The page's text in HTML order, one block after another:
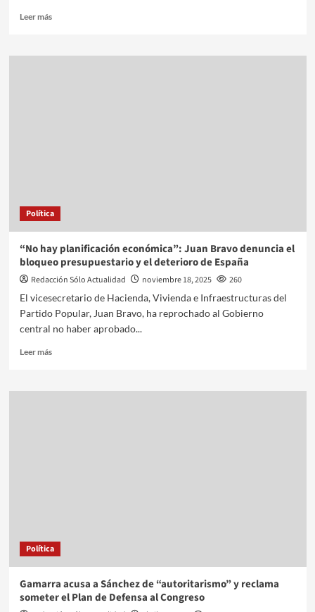
Leer más
Política
“No hay planificación económica”: Juan Bravo denuncia el
bloqueo presupuestario y el deterioro de España
Redacción Sólo Actualidad noviembre 18, 2025
260
El vicesecretario de Hacienda, Vivienda e Infraestructuras del
Partido Popular, Juan Bravo, ha reprochado al Gobierno
central no haber aprobado...
Leer más
Política
Gamarra acusa a Sánchez de “autoritarismo” y reclama
someter el Plan de Defensa al Congreso